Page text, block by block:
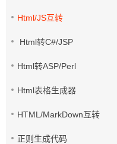
Html/JS互转
Html转C#/JSP
Html转ASP/Perl
Html表格生成器
HTML/MarkDown互转
正则生成代码